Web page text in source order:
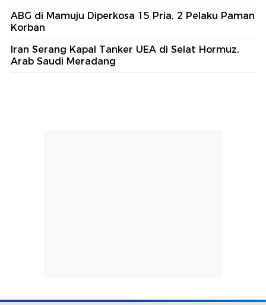
ABG di Mamuju Diperkosa 15 Pria, 2 Pelaku Paman
Korban
Iran Serang Kapal Tanker UEA di Selat Hormuz,
Arab Saudi Meradang